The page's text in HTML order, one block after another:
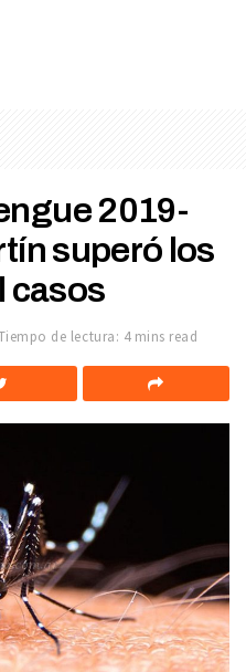
2019-
superó los
casos
de lectura: 4 mins read